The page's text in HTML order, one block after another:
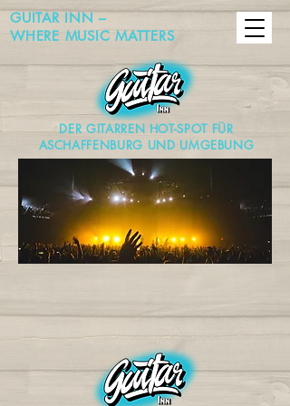
DER GITARREN HOT-SPOT FÜR
ASCHAFFENBURG UND UMGEBUNG
GUITAR INN –
WHERE MUSIC MATTERS